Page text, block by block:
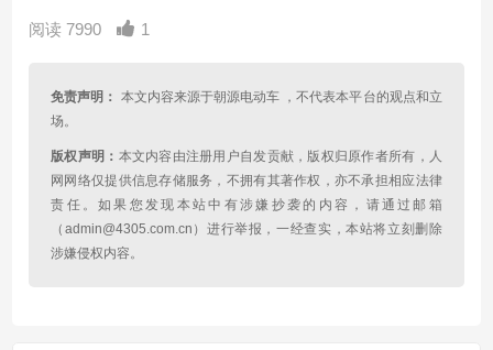
阅读 7990 1
免责声明： 本文内容来源于朝源电动车 ，不代表本平台的观点和立
场。
版权声明： 本文内容由注册用户自发贡献，版权归原作者所有，人
网网络仅提供信息存储服务，不拥有其著作权，亦不承担相应法律
责任。如果您发现本站中有涉嫌抄袭的内容，请通过邮箱
（admin@4305.com.cn）进行举报，一经查实，本站将立刻删除
涉嫌侵权内容。